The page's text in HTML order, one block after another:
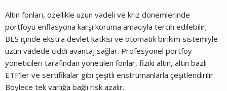
Altın fonları, özellikle uzun vadeli ve kriz dönemlerinde
portföyü enflasyona karşı koruma amacıyla tercih edilebilir;
BES içinde ekstra devlet katkısı ve otomatik birikim sistemiyle
uzun vadede ciddi avantaj sağlar. Profesyonel portföy
yöneticileri tarafından yönetilen fonlar, fiziki altın, altın bazlı
ETF’ler ve sertifikalar gibi çeşitli enstrümanlarla çeşitlendirilir.
Böylece tek varlığa bağlı risk azalır.